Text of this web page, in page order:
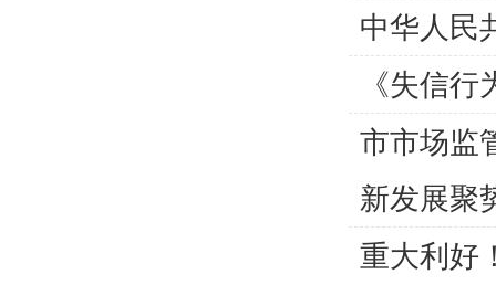
中华人民
《失信
市市场监
新发展聚
重大利好